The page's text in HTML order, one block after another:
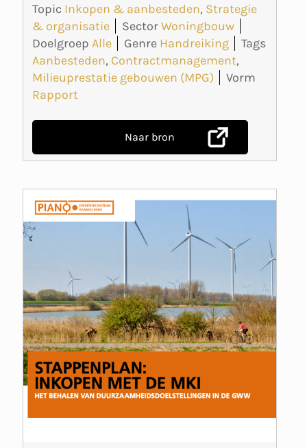
Topic Inkopen & aanbesteden, Strategie
& organisatie
SectorWoningbouw
Doelgroep Alle Genre Handreiking
Tags
Aanbesteden, Contractmanagement,
Milieuprestatie gebouwen (MPG)
Vorm
Rapport
Naar bron